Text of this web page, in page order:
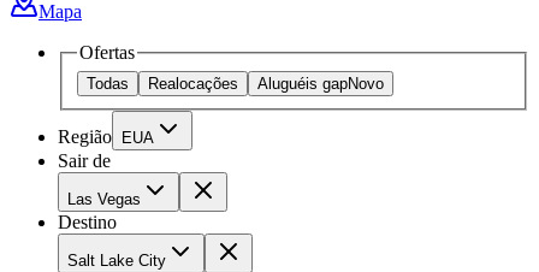
Mapa
Ofertas
Todas Realocações Aluguéis gapNovo
Região EUA
Sair de
Las Vegas
Destino
Salt Lake City